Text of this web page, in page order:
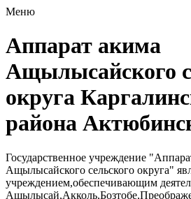
Меню
Аппарат акима
Ащылысайского
округа
района
Государственное учреждение
Ащылысайского сельского округа"
учреждением,обеспечивающим